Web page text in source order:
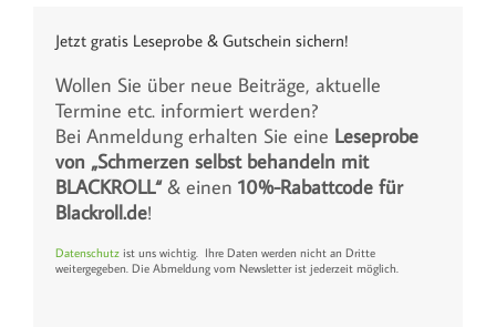
Jetzt gratis Leseprobe & Gutschein sichern!
Wollen Sie über neue Beiträge, aktuelle
Termine etc. informiert werden?
Bei Anmeldung erhalten Sie eine Leseprobe
von „Schmerzen selbst behandeln mit
BLACKROLL“& einen 10%-Rabattcode für
Blackroll.de!
Datenschutz ist uns wichtig. Ihre Daten werden nicht an Dritte
weitergegeben. Die Abmeldung vom Newsletter ist jederzeit möglich.